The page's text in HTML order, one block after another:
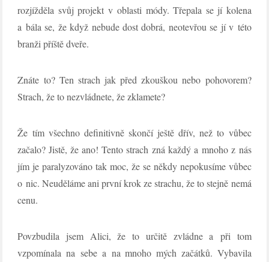
rozjížděla svůj projekt v oblasti módy. Třepala se jí kolena
a bála se, že když nebude dost dobrá, neotevřou se jí v této
branži příště dveře.
Znáte to? Ten strach jak před zkouškou nebo pohovorem?
Strach, že to nezvládnete, že zklamete?
Že tím všechno definitivně skončí ještě dřív, než to vůbec
začalo? Jistě, že ano! Tento strach zná každý a mnoho z nás
jím je paralyzováno tak moc, že se někdy nepokusíme vůbec
o nic. Neuděláme ani první krok ze strachu, že to stejně nemá
cenu.
Povzbudila jsem Alici, že to určitě zvládne a při tom
vzpomínala na sebe a na mnoho mých začátků. Vybavila